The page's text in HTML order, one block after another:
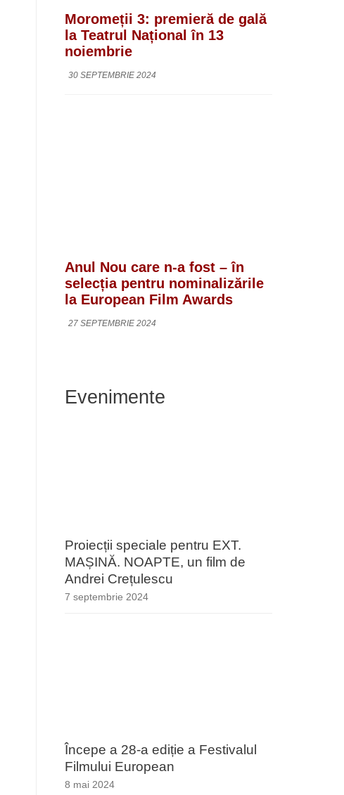
Moromeții 3: premieră de gală
la Teatrul Național în 13
noiembrie
30 SEPTEMBRIE 2024
Anul Nou care n-a fost – în
selecția pentru nominalizările
la European Film Awards
27 SEPTEMBRIE 2024
Evenimente
Proiecții speciale pentru EXT.
MAȘINĂ. NOAPTE, un film de
Andrei Crețulescu
7 septembrie 2024
Începe a 28-a ediție a Festivalul
Filmului European
8 mai 2024